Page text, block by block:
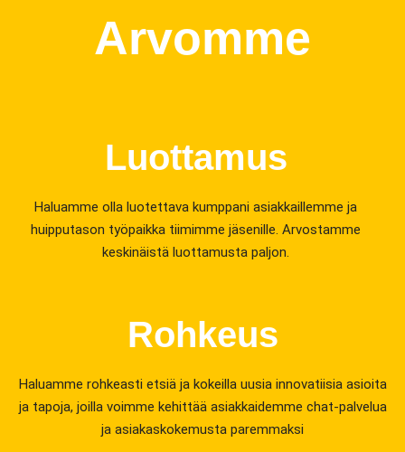
Arvomme
Luottamus
Haluamme olla luotettava kumppani asiakkaillemme ja
huipputason työpaikka tiimimme jäsenille. Arvostamme
keskinäistä luottamusta paljon.
Rohkeus
Haluamme rohkeasti etsiä ja kokeilla uusia innovatiisia asioita
ja tapoja, joilla voimme kehittää asiakkaidemme chat-palvelua
ja asiakaskokemusta paremmaksi